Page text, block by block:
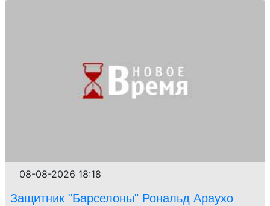
08-08-2026 18:18
Защитник "Барселоны" Рональд Араухо